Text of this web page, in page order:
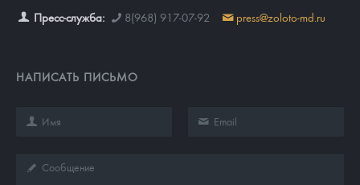
Пресс-служба: 8(968) 917-07-92 press@zoloto-md.ru
НАПИСАТЬ ПИСЬМО